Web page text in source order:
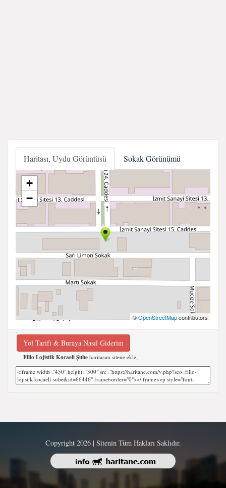
Haritası, Uydu Görüntüsü Sokak Görünümü
+
−
©OpenStreetMapcontributors
Yol Tarifi & Buraya Nasıl Giderim
Fillo Lojistik Kocaeli Şube haritasını sitene ekle;
Copyright 2026 | Sitenin Tüm Hakları Saklıdır.